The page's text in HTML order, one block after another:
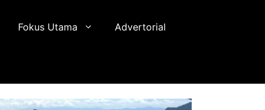
Fokus Utama Advertorial